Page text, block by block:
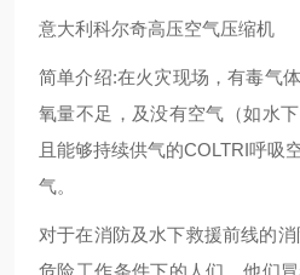
意大利科尔奇高压空气压缩机
简单介绍:在火灾现场，有毒气
氧量不足，及没有空气（如水
且能够持续供气的COLTRI呼吸
气。
对于在消防及水下救援前线的
危险工作条件下的人们，他们